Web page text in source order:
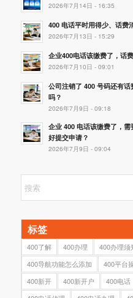
2026年7月14日 - 16:35
400 电话平时用得少、话费
2026年7月13日 - 15:29
企业400电话该缴费了，话
2026年7月10日 - 09:01
公司注销了 400 号码还有
吗？
2026年7月9日 - 09:18
企业 400 电话该缴费了，
好提交申请？
2026年7月9日 - 09:04
标签
400了解 400办理 400办理须
400导航功能怎么添加
400平台
400新开
400新开户 400电话